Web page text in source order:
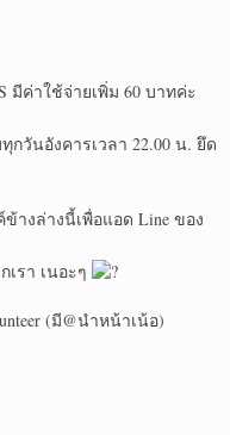
มีค่าใช้จ่ายเพิ่ม 60 บาทค่ะ
วันอังคารเวลา 22.00 น. ยึด
างล่างนี้เพื่อแอด Line ของ
รา เนอะๆ
(มี@นำหน้าเน้อ)